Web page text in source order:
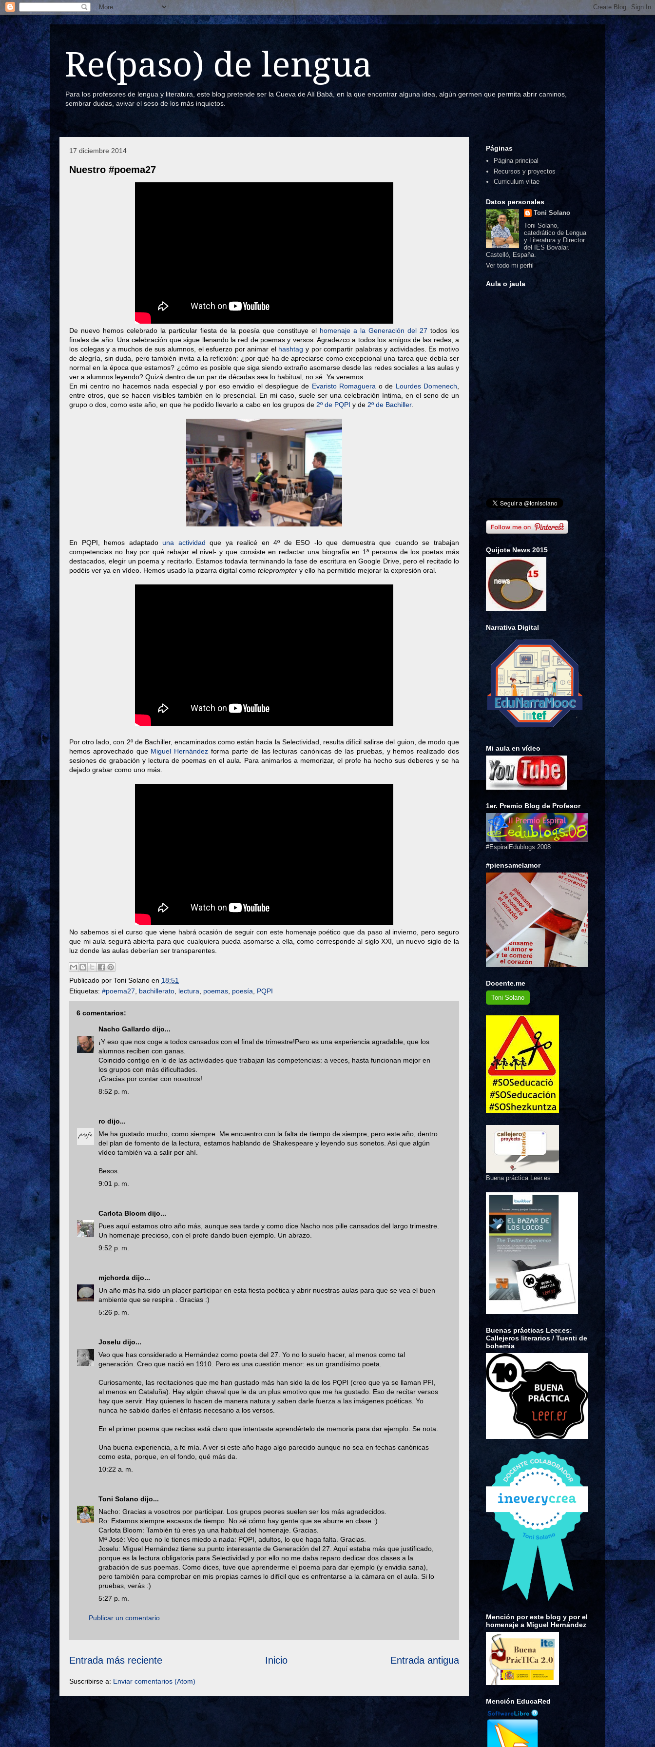
Re(paso) de lengua
Para los profesores de lengua y literatura, este blog pretende ser la Cueva de Alí Babá, en la que encontrar alguna idea, algún germen que permita abrir caminos,
sembrar dudas, avivar el seso de los más inquietos.
17 diciembre 2014
Nuestro #poema27
De nuevo hemos celebrado la particular fiesta de la poesía que constituye el homenaje a la Generación del 27 todos los
finales de año. Una celebración que sigue llenando la red de poemas y versos. Agradezco a todos los amigos de las redes, a
los colegas y a muchos de sus alumnos, el esfuerzo por animar el hashtag y por compartir palabras y actividades. Es motivo
de alegría, sin duda, pero también invita a la reflexión: ¿por qué ha de apreciarse como excepcional una tarea que debía ser
normal en la época que estamos? ¿cómo es posible que siga siendo extraño asomarse desde las redes sociales a las aulas y
ver a alumnos leyendo? Quizá dentro de un par de décadas sea lo habitual, no sé. Ya veremos.
En mi centro no hacemos nada especial y por eso envidio el despliegue de Evaristo Romaguera o de Lourdes Domenech
entre otros, que se hacen visibles también en lo presencial. En mi caso, suele ser una celebración íntima, en el seno de un
grupo o dos, como este año, en que he podido llevarlo a cabo en los grupos de 2º de PQPI y de 2º de Bachiller.
En PQPI, hemos adaptado una actividad que ya realicé en 4º de ESO -lo que demuestra que cuando se trabajan
competencias no hay por qué rebajar el nivel- y que consiste en redactar una biografía en 1ª persona de los poetas más
destacados, elegir un poema y recitarlo. Estamos todavía terminando la fase de escritura en Google Drive, pero el recitado lo
podéis ver ya en vídeo. Hemos usado la pizarra digital como teleprompter y ello ha permitido mejorar la expresión oral.
Por otro lado, con 2º de Bachiller, encaminados como están hacia la Selectividad, resulta difícil salirse del guion, de modo que
hemos aprovechado que Miguel Hernández forma parte de las lecturas canónicas de las pruebas, y hemos realizado dos
sesiones de grabación y lectura de poemas en el aula. Para animarlos a memorizar, el profe ha hecho sus deberes y se ha
dejado grabar como uno más.
No sabemos si el curso que viene habrá ocasión de seguir con este homenaje poético que da paso al invierno, pero seguro
que mi aula seguirá abierta para que cualquiera pueda asomarse a ella, como corresponde al siglo XXI, un nuevo siglo de la
luz donde las aulas deberían ser transparentes.
Publicado por Toni Solano en 18:51
Etiquetas: #poema27 bachillerato lectura poemas poesía PQPI
6 comentarios:
Nacho Gallardo dijo...
¡Y eso que nos coge a todos cansados con el final de trimestre!Pero es una experiencia agradable, que los
alumnos reciben con ganas.
Coincido contigo en lo de las actividades que trabajan las competencias: a veces, hasta funcionan mejor en
los grupos con más dificultades.
¡Gracias por contar con nosotros!
8:52 p. m.
ro dijo...
Me ha gustado mucho, como siempre. Me encuentro con la falta de tiempo de siempre, pero este año, dentro
del plan de fomento de la lectura, estamos hablando de Shakespeare y leyendo sus sonetos. Así que algún
vídeo también va a salir por ahí.
Besos.
9:01 p. m.
Carlota Bloom dijo...
Pues aquí estamos otro año más, aunque sea tarde y como dice Nacho nos pille cansados del largo trimestre.
Un homenaje precioso, con el profe dando buen ejemplo. Un abrazo.
9:52 p. m.
mjchorda dijo...
Un año más ha sido un placer participar en esta fiesta poética y abrir nuestras aulas para que se vea el buen
ambiente que se respira . Gracias :)
5:26 p. m.
Joselu dijo...
Veo que has considerado a Hernández como poeta del 27. Yo no lo suelo hacer, al menos como tal
generación. Creo que nació en 1910. Pero es una cuestión menor: es un grandísimo poeta.
Curiosamente, las recitaciones que me han gustado más han sido la de los PQPI (creo que ya se llaman PFI,
al menos en Cataluña). Hay algún chaval que le da un plus emotivo que me ha gustado. Eso de recitar versos
hay que servir. Hay quienes lo hacen de manera natura y saben darle fuerza a las imágenes poéticas. Yo
nunca he sabido darles el énfasis necesario a los versos.
En el primer poema que recitas está claro que intentaste aprendértelo de memoria para dar ejemplo. Se nota.
Una buena experiencia, a fe mía. A ver si este año hago algo parecido aunque no sea en fechas canónicas
como esta, porque, en el fondo, qué más da.
10:22 a. m.
Toni Solano dijo...
Nacho: Gracias a vosotros por participar. Los grupos peores suelen ser los más agradecidos.
Ro: Estamos siempre escasos de tiempo. No sé cómo hay gente que se aburre en clase :)
Carlota Bloom: También tú eres ya una habitual del homenaje. Gracias.
Mª José: Veo que no le tienes miedo a nada: PQPI, adultos, lo que haga falta. Gracias.
Joselu: Miguel Hernández tiene su punto interesante de Generación del 27. Aquí estaba más que justificado,
porque es la lectura obligatoria para Selectividad y por ello no me daba reparo dedicar dos clases a la
grabación de sus poemas. Como dices, tuve que aprenderme el poema para dar ejemplo (y envidia sana),
pero también para comprobar en mis propias carnes lo difícil que es enfrentarse a la cámara en el aula. Si lo
pruebas, verás :)
5:27 p. m.
Publicar un comentario
Entrada más reciente Entrada antigua
Inicio
Suscribirse a: Enviar comentarios (Atom)
Páginas
Página principal
Recursos y proyectos
Curriculum vitae
Datos personales
Toni Solano
Toni Solano,
catedrático de Lengua
y Literatura y Director
del IES Bovalar.
Castelló, España.
Ver todo mi perfil
Aula o jaula
Quijote News 2015
Narrativa Digital
Mi aula en vídeo
1er. Premio Blog de Profesor
#EspiralEdublogs 2008
#piensamelamor
Docente.me
Toni Solano
Buena práctica Leer.es
Buenas prácticas Leer.es:
Callejeros literarios / Tuenti de
bohemia
Mención por este blog y por el
homenaje a Miguel Hernández
Mención EducaRed